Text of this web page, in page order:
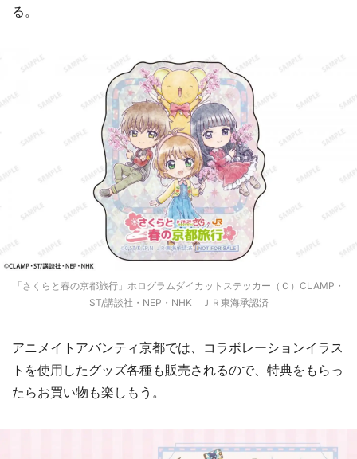
る。
「さくらと春の京都旅行」ホログラムダイカットステッカー（Ｃ）CLAMP・
ST/講談社・NEP・NHK ＪＲ東海承認済
アニメイトアバンティ京都では、コラボレーションイラス
トを使用したグッズ各種も販売されるので、特典をもらっ
たらお買い物も楽しもう。